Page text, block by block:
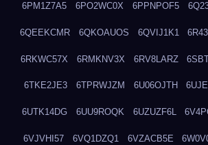
6PM1Z7A5 6PO2WC0X 6PPNPOF5
6QEEKCMR 6QKOAUOS 6QVIJ1K1
6RKWC57X 6RMKNV3X 6RV8LARZ
6TKE2JE3 6TPRWJZM 6U06OJTH
6UTK14DG 6UU9ROQK 6UZUZF6L
6VJVHI57 6VQ1DZQ1 6VZACB5E